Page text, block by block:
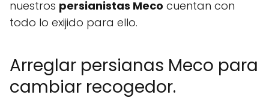
nuestros persianistas Meco cuentan con
todo lo exijido para ello.
Arreglar persianas Meco para
cambiar recogedor.